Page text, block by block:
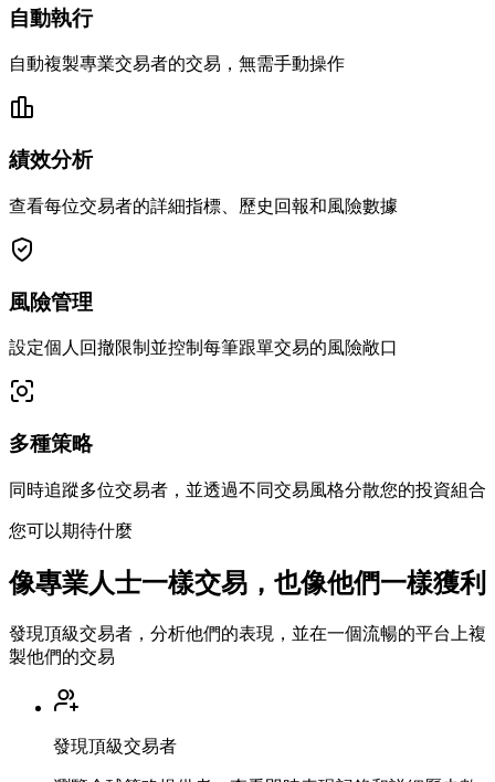
自動執行
自動複製專業交易者的交易，無需手動操作
績效分析
查看每位交易者的詳細指標、歷史回報和風險數據
風險管理
設定個人回撤限制並控制每筆跟單交易的風險敞口
多種策略
同時追蹤多位交易者，並透過不同交易風格分散您的投資組合
您可以期待什麼
像專業人士一樣交易，也像他們一樣獲利
發現頂級交易者，分析他們的表現，並在一個流暢的平台上複
製他們的交易
發現頂級交易者